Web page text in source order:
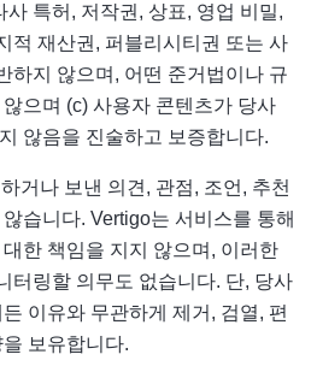
특허, 저작권, 상표, 영업 비밀,
적 재산권, 퍼블리시티권 또는 사
하지 않으며, 어떤 준거법이나 규
으며 (c) 사용자 콘텐츠가 당사
않음을 진술하고 보증합니다.
거나 보낸 의견, 관점, 조언, 추천
습니다. Vertigo는 서비스를 통해
한 책임을 지지 않으며, 이러한
터링할 의무도 없습니다. 단, 당사
이유와 무관하게 제거, 검열, 편
보유합니다.